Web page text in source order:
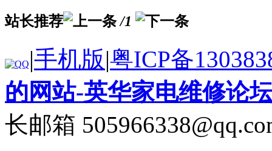
站长推荐 /1
|手机版|粤ICP备
的网站-英华家电维修论
长邮箱